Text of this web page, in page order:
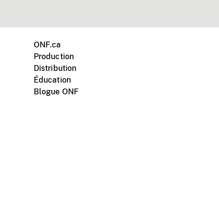
ONF.ca
Production
Distribution
Éducation
Blogue ONF